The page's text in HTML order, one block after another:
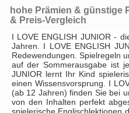
hohe Prämien & günstige
& Preis-Vergleich
I LOVE ENGLISH JUNIOR -
Jahren. I LOVE ENGLISH
Redewendungen. Spielregeln
auf der Sommerausgabe ist
JUNIOR lernt Ihr Kind
einen Wissensvorsprung. I
(ab 12 Jahren) finden Sie bei
von den Inhalten perfekt